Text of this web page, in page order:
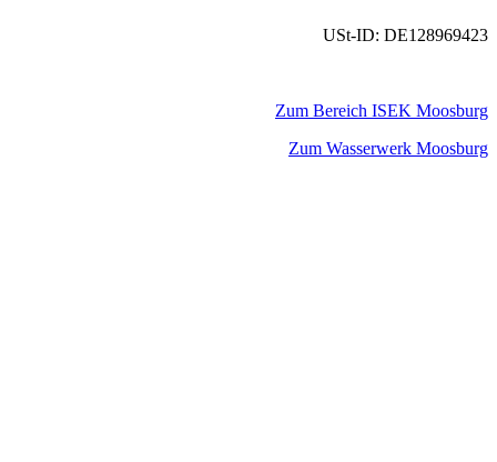
USt-ID: DE128969423
Zum Bereich ISEK Moosburg
Zum Wasserwerk Moosburg